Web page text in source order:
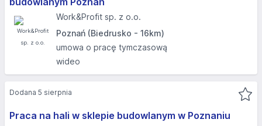
Work&Profit sp. z o.o.
Poznań (Biedrusko - 16km)
umowa o pracę tymczasową
wideo
Praca na hali w sklepie budowlanym w Poznaniu
Dodana 5 sierpnia